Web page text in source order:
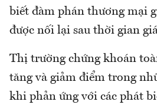
biết đàm phán thương mại
được nối lại sau thời gian
Thị trường chứng khoán
tăng và giảm điểm trong
khi phản ứng với các phát